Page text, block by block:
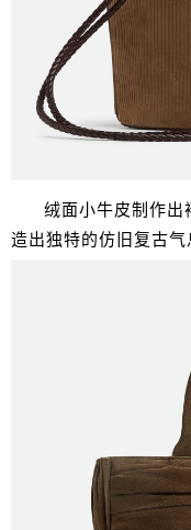
绒面小牛皮制作出
造出独特的仿旧复古气